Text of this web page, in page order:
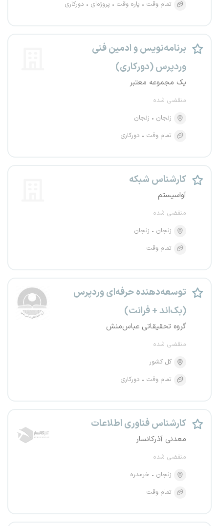
تمام وقت پاره وقت پروژه‌ای دورکاری
برنامه‌نویس و ادمین فنی
وردپرس (دورکاری)
یک مجموعه معتبر
منقضی شده
زنجان
زنجان
تمام وقت
دورکاری
کارشناس شبکه
آواسیستم
منقضی شده
زنجان
زنجان
تمام وقت
توسعه‌دهنده حرفه‌ای وردپرس
(بک‌اند + فرانت)
گروه تحقیقاتی عباس‌منش
منقضی شده
کل کشور
تمام وقت
دورکاری
کارشناس فناوری اطلاعات
معدنی آذرکانسار
منقضی شده
زنجان
خرمدره
تمام وقت